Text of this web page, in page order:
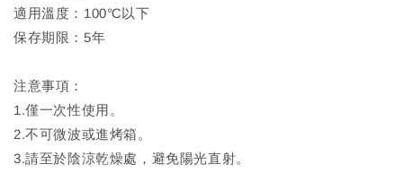
適用溫度：100℃以下
保存期限：5年
注意事項：
1.僅一次性使用。
2.不可微波或進烤箱。
3.請至於陰涼乾燥處，避免陽光直射。